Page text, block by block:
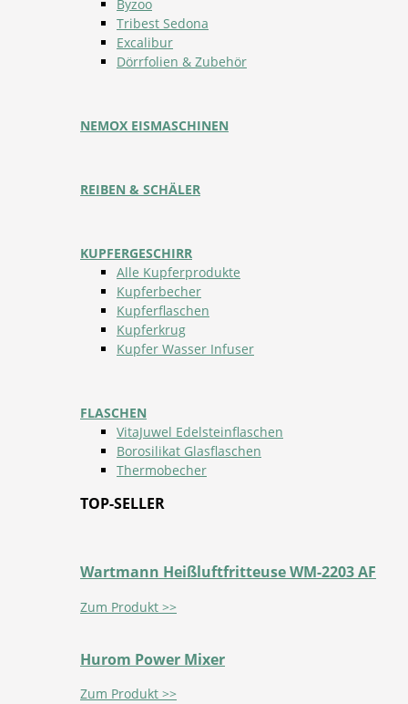
Byzoo
Tribest Sedona
Excalibur
Dörrfolien & Zubehör
NEMOX EISMASCHINEN
REIBEN & SCHÄLER
KUPFERGESCHIRR
Alle Kupferprodukte
Kupferbecher
Kupferflaschen
Kupferkrug
Kupfer Wasser Infuser
FLASCHEN
VitaJuwel Edelsteinflaschen
Borosilikat Glasflaschen
Thermobecher
TOP-SELLER
Wartmann Heißluftfritteuse WM-2203 AF
Zum Produkt >>
Hurom Power Mixer
Zum Produkt >>